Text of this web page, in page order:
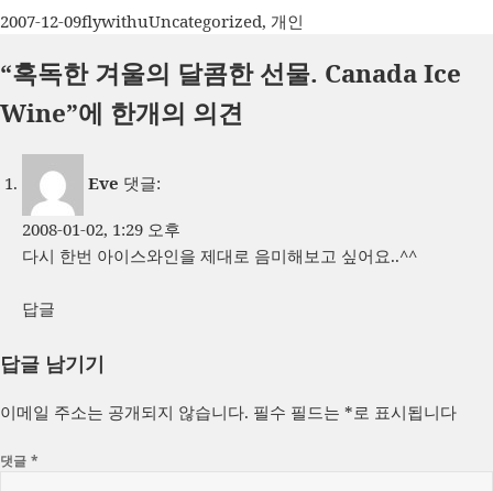
작
일
2007-12-09글
이
flywithu카
고
리
Uncategorized, 개인
“혹독한 겨울의 달콤한 선물. Canada Ice
Wine”에 한개의 의견
Eve 댓글:
2008-01-02, 1:29 오후
다시 한번 아이스와인을 제대로 음미해보고 싶어요..^^
답글
답글 남기기
이메일 주소는 공개되지 않습니다. 필수 필드는 *로 표시됩니다
댓글*